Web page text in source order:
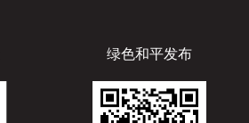
绿色和平发布